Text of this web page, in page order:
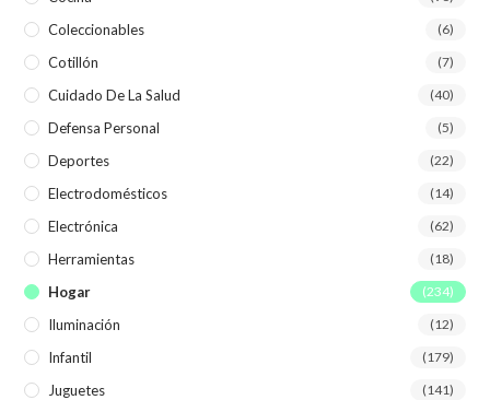
Coleccionables (6)
Cotillón (7)
Cuidado De La Salud (40)
Defensa Personal (5)
Deportes (22)
Electrodomésticos (14)
Electrónica (62)
Herramientas (18)
Hogar (234)
Iluminación (12)
Infantil (179)
Juguetes (141)